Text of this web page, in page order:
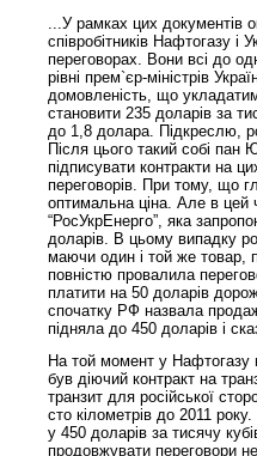
...У рамках цих документів
співробітників Нафтогазу і
переговорах. Вони всі до
рівні прем`єр-міністрів
домовленість, що
становити 235 доларів за
до 1,8 долара. Підкреслю,
Після цього такий собі пан
підписувати контракти на
переговорів. При тому, що
оптимальна ціна. Але в цей
“РосУкрЕнерго”, яка
доларів. В цьому випадку
маючи один і той же товар,
повністю провалила
платити на 50 доларів
спочатку РФ назвала
підняла до 450 доларів і
На той момент у Нафтогазу
був діючий контракт на
транзит для російської
сто кілометрів до 2011
у 450 доларів за тисячу
продовжувати переговори